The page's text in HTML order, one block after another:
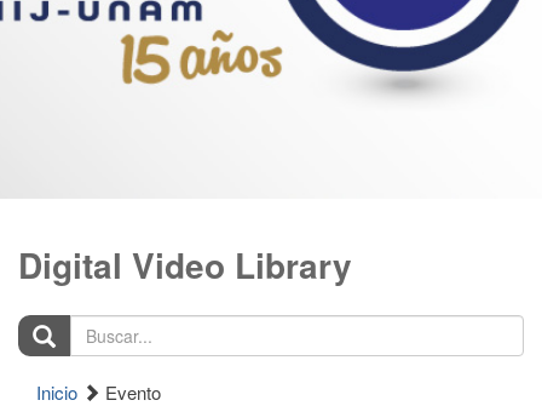
Digital Video Library
Buscar...
Inicio Evento